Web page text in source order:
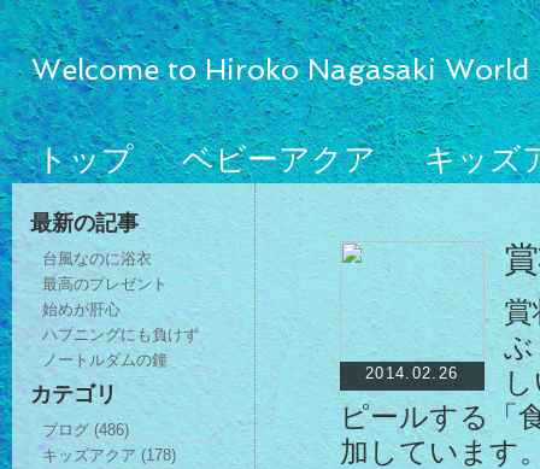
Welcome to Hiroko Nagasaki World
トップ ベビーアクア キッズ
2014.02.26
賞
ぶ
ピールする「
加しています
最新の記事
台風なのに浴衣
最高のプレゼント
始めが肝心
ハプニングにも負けず
ノートルダムの鐘
カテゴリ
ブログ (486)
キッズアクア (178)